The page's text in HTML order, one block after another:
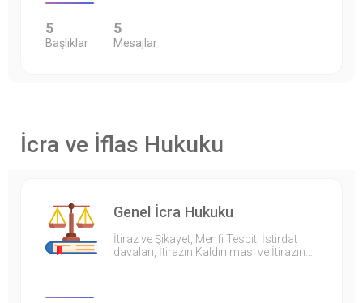
5
Başlıklar
5
Mesajlar
İcra ve İflas Hukuku
Genel İcra Hukuku
İtiraz ve Şikayet, Menfi Tespit, İstirdat
davaları, İtirazın Kaldırılması ve İtirazın…